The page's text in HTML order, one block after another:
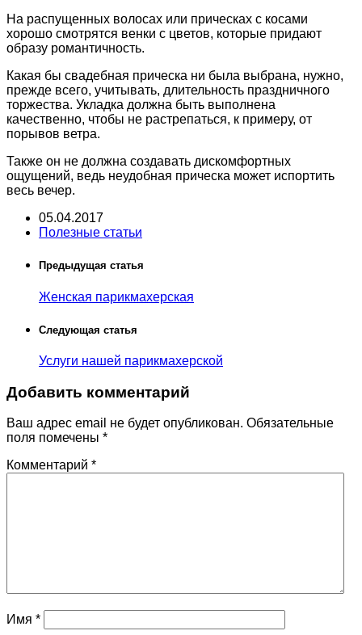
На распущенных волосах или прическах с косами
хорошо смотрятся венки с цветов, которые придают
образу романтичность.
Какая бы свадебная прическа ни была выбрана, нужно,
прежде всего, учитывать, длительность праздничного
торжества. Укладка должна быть выполнена
качественно, чтобы не растрепаться, к примеру, от
порывов ветра.
Также он не должна создавать дискомфортных
ощущений, ведь неудобная прическа может испортить
весь вечер.
05.04.2017
Полезные статьи
Предыдущая статья
Женская парикмахерская
Следующая статья
Услуги нашей парикмахерской
Добавить комментарий
Ваш адрес email не будет опубликован. Обязательные
поля помечены *
Комментарий *
Имя *